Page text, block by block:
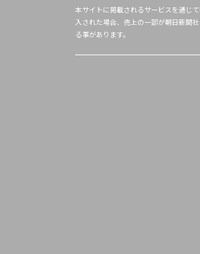
本サイトに掲載されるサービスを通じ
入された場合、売上の一部が朝日新聞
る事があります。